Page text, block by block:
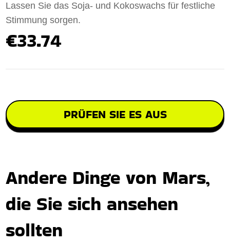
Lassen Sie das Soja- und Kokoswachs für festliche
Stimmung sorgen.
€33.74
PRÜFEN SIE ES AUS
Andere Dinge von Mars,
die Sie sich ansehen
sollten